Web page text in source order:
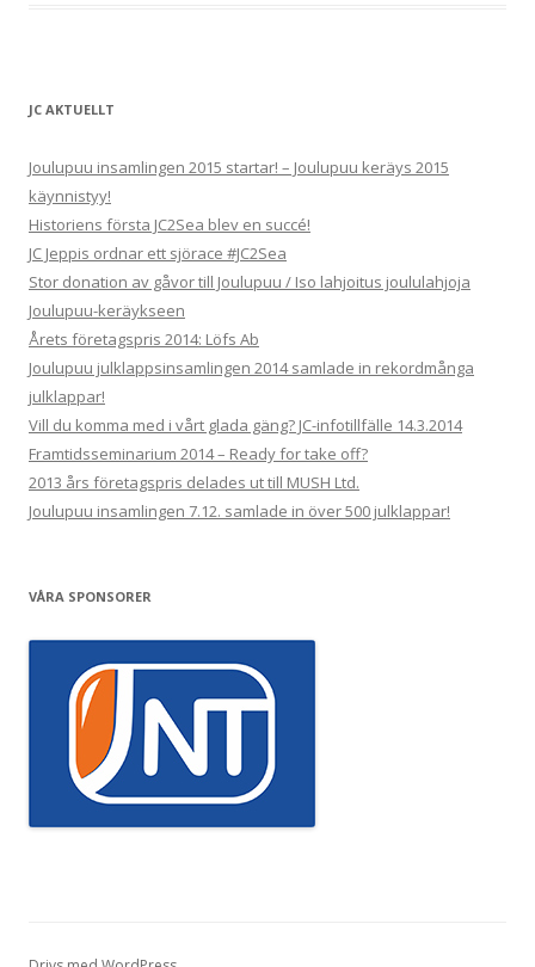
JC AKTUELLT
Joulupuu insamlingen 2015 startar! – Joulupuu keräys 2015
käynnistyy!
Historiens första JC2Sea blev en succé!
JC Jeppis ordnar ett sjörace #JC2Sea
Stor donation av gåvor till Joulupuu / Iso lahjoitus joululahjoja
Joulupuu-keräykseen
Årets företagspris 2014: Löfs Ab
Joulupuu julklappsinsamlingen 2014 samlade in rekordmånga
julklappar!
Vill du komma med i vårt glada gäng? JC-infotillfälle 14.3.2014
Framtidsseminarium 2014 – Ready for take off?
2013 års företagspris delades ut till MUSH Ltd.
Joulupuu insamlingen 7.12. samlade in över 500 julklappar!
VÅRA SPONSORER